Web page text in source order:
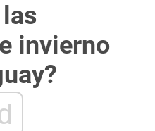
invierno